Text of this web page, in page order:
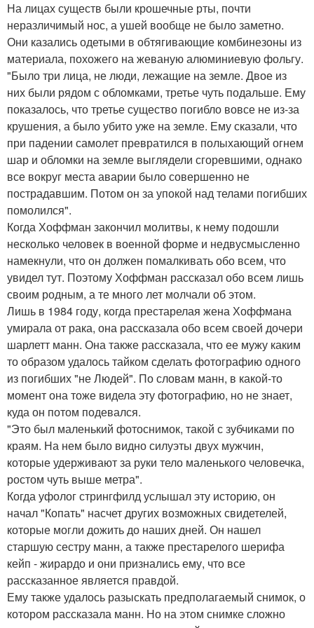
На лицах существ были крошечные рты, почти
неразличимый нос, а ушей вообще не было заметно.
Они казались одетыми в обтягивающие комбинезоны из
материала, похожего на жеваную алюминиевую фольгу.
"Было три лица, не люди, лежащие на земле. Двое из
них были рядом с обломками, третье чуть подальше. Ему
показалось, что третье существо погибло вовсе не из-за
крушения, а было убито уже на земле. Ему сказали, что
при падении самолет превратился в полыхающий огнем
шар и обломки на земле выглядели сгоревшими, однако
все вокруг места аварии было совершенно не
пострадавшим. Потом он за упокой над телами погибших
помолился".
Когда Хоффман закончил молитвы, к нему подошли
несколько человек в военной форме и недвусмысленно
намекнули, что он должен помалкивать обо всем, что
увидел тут. Поэтому Хоффман рассказал обо всем лишь
своим родным, а те много лет молчали об этом.
Лишь в 1984 году, когда престарелая жена Хоффмана
умирала от рака, она рассказала обо всем своей дочери
шарлетт манн. Она также рассказала, что ее мужу каким
то образом удалось тайком сделать фотографию одного
из погибших "не Людей". По словам манн, в какой-то
момент она тоже видела эту фотографию, но не знает,
куда он потом подевался.
"Это был маленький фотоснимок, такой с зубчиками по
краям. На нем было видно силуэты двух мужчин,
которые удерживают за руки тело маленького человечка,
ростом чуть выше метра".
Когда уфолог стрингфилд услышал эту историю, он
начал "Копать" насчет других возможных свидетелей,
которые могли дожить до наших дней. Он нашел
старшую сестру манн, а также престарелого шерифа
кейп - жирардо и они признались ему, что все
рассказанное является правдой.
Ему также удалось разыскать предполагаемый снимок, о
котором рассказала манн. Но на этом снимке сложно